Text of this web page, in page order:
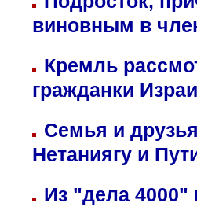
виновным в
Кремль
гражданки
Семья и
Нетаниягу и
Из "дела 4000"